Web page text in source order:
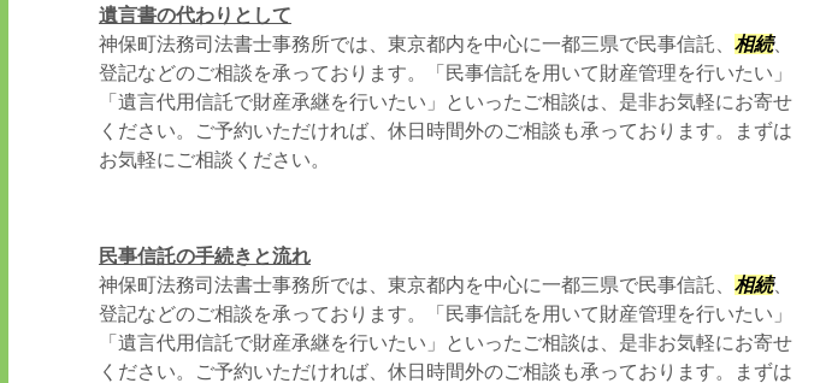
遺言書の代わりとして
神保町法務司法書士事務所では、東京都内を中心に一都三県で民事信託、 相続、
登記などのご相談を承っております。「民事信託を用いて財産管理を行いたい」
「遺言代用信託で財産承継を行いたい」といったご相談は、是非お気軽にお寄せ
ください。ご予約いただければ、休日時間外のご相談も承っております。まずは
お気軽にご相談ください。
民事信託の手続きと流れ
神保町法務司法書士事務所では、東京都内を中心に一都三県で民事信託、 相続、
登記などのご相談を承っております。「民事信託を用いて財産管理を行いたい」
「遺言代用信託で財産承継を行いたい」といったご相談は、是非お気軽にお寄せ
ください。ご予約いただければ、休日時間外のご相談も承っております。まずは